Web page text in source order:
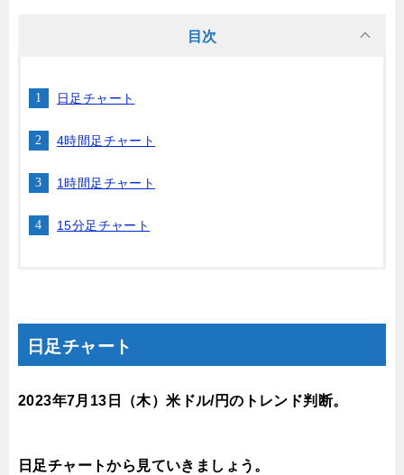
目次
日足チャート
4時間足チャート
1時間足チャート
15分足チャート
日足チャート
2023年7月13 日（木）米ドル/円のトレンド判断。
日足チャートから見ていきましょう。